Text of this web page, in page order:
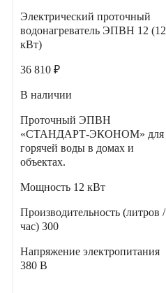
Электрический проточный
водонагреватель ЭПВН 12 (12
кВт)
36 810 ₽
В наличии
Проточный ЭПВН
«СТАНДАРТ-ЭКОНОМ» для
горячей воды в домах и
объектах.
Мощность 12 кВт
Производительность (литров /
час) 300
Напряжение электропитания
380 В